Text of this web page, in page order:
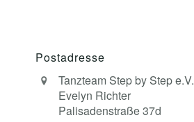
Postadresse
Tanzteam Step by Step e.V.
Evelyn Richter
Palisadenstraße 37d